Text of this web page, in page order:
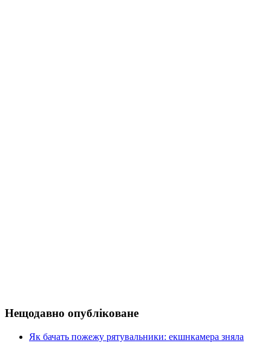
Нещодавно опубліковане
Як бачать пожежу рятувальники: екшнкамера зняла